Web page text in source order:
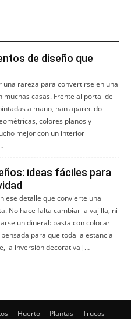
de diseño que
una rareza para convertirse en una
casas. Frente al portal de
a mano, han aparecido
colores planos y
mejor con un interior
ideas fáciles para
ese detalle que convierte una
No hace falta cambiar la vajilla, ni
un dineral: basta con colocar
para que toda la estancia
la inversión decorativa […]
Huerto Plantas Trucos